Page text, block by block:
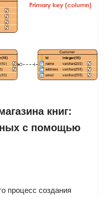
книг:
с помощью
процесс создания